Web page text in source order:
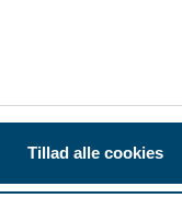
Tillad alle cookies